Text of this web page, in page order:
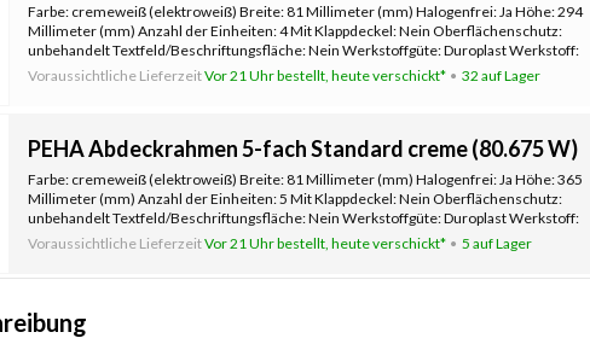
Farbe: cremeweiß (elektroweiß) Breite: 81 Millimeter (mm) Halogenfrei: Ja Höhe: 294
Millimeter (mm) Anzahl der Einheiten: 4 Mit Klappdeckel: Nein Oberflächenschutz:
unbehandelt Textfeld/Beschriftungsfläche: Nein Werkstoffgüte: Duroplast Werkstoff:
Voraussichtliche LieferzeitVor 21 Uhr bestellt, heute verschickt* 32 auf Lager
PEHA Abdeckrahmen 5-fach Standard creme (80.675 W)
Farbe: cremeweiß (elektroweiß) Breite: 81 Millimeter (mm) Halogenfrei: Ja Höhe: 365
Millimeter (mm) Anzahl der Einheiten: 5 Mit Klappdeckel: Nein Oberflächenschutz:
unbehandelt Textfeld/Beschriftungsfläche: Nein Werkstoffgüte: Duroplast Werkstoff:
Voraussichtliche LieferzeitVor 21 Uhr bestellt, heute verschickt* 5 auf Lager